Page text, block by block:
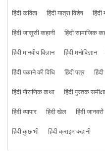
हिंदी कविता
हिंदी यात्रा विशेष
हिंदी जासूसी कहानी
हिंदी सामाजिक
हिंदी मानवीय विज्ञान
हिंदी मनोविज्ञान
हिंदी पकाने की विधि
हिंदी पत्र
हिंदी पौराणिक कथा
हिंदी पुस्तक
हिंदी व्यापार
हिंदी खेल हिंदी जानवरों
हिंदी कुछ भी
हिंदी क्राइम कहानी